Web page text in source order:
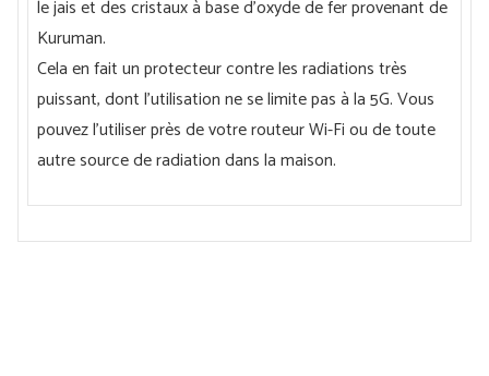
le jais et des cristaux à base d'oxyde de fer provenant de
Kuruman.
Cela en fait un protecteur contre les radiations très
puissant, dont l'utilisation ne se limite pas à la 5G. Vous
pouvez l'utiliser près de votre routeur Wi-Fi ou de toute
autre source de radiation dans la maison.